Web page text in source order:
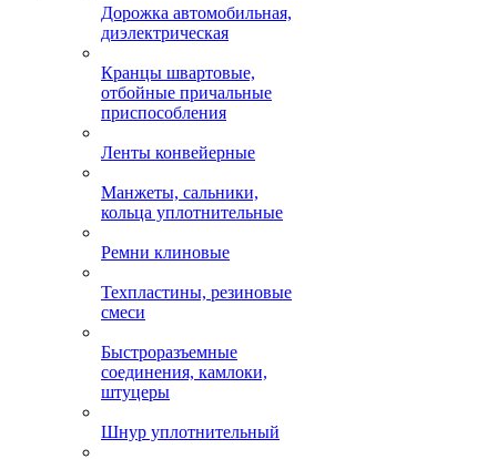
Дорожка автомобильная,
диэлектрическая
Кранцы швартовые,
отбойные причальные
приспособления
Ленты конвейерные
Манжеты, сальники,
кольца уплотнительные
Ремни клиновые
Техпластины, резиновые
смеси
Быстроразъемные
соединения, камлоки,
штуцеры
Шнур уплотнительный